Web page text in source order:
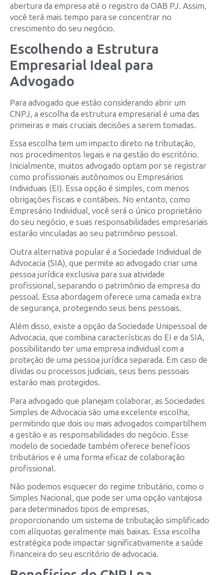
abertura da empresa até o registro da OAB PJ. Assim,
você terá mais tempo para se concentrar no
crescimento do seu negócio.
Escolhendo a Estrutura
Empresarial Ideal para
Advogado
Para advogado que estão considerando abrir um
CNPJ, a escolha da estrutura empresarial é uma das
primeiras e mais cruciais decisões a serem tomadas.
Essa escolha tem um impacto direto na tributação,
nos procedimentos legais e na gestão do escritório.
Inicialmente, muitos advogado optam por se registrar
como profissionais autônomos ou Empresários
Individuais (EI). Essa opção é simples, com menos
obrigações fiscais e contábeis. No entanto, como
Empresário Individual, você será o único proprietário
do seu negócio, e suas responsabilidades empresariais
estarão vinculadas ao seu patrimônio pessoal.
Outra alternativa popular é a Sociedade Individual de
Advocacia (SIA), que permite ao advogado criar uma
pessoa jurídica exclusiva para sua atividade
profissional, separando o patrimônio da empresa do
pessoal. Essa abordagem oferece uma camada extra
de segurança, protegendo seus bens pessoais.
Além disso, existe a opção da Sociedade Unipessoal de
Advocacia, que combina características do EI e da SIA,
possibilitando ter uma empresa individual com a
proteção de uma pessoa jurídica separada. Em caso de
dívidas ou processos judiciais, seus bens pessoais
estarão mais protegidos.
Para advogado que planejam colaborar, as Sociedades
Simples de Advocacia são uma excelente escolha,
permitindo que dois ou mais advogados compartilhem
a gestão e as responsabilidades do negócio. Esse
modelo de sociedade também oferece benefícios
tributários e é uma forma eficaz de colaboração
profissional.
Não podemos esquecer do regime tributário, como o
Simples Nacional, que pode ser uma opção vantajosa
para determinados tipos de empresas,
proporcionando um sistema de tributação simplificado
com alíquotas geralmente mais baixas. Essa escolha
estratégica pode impactar significativamente a saúde
financeira do seu escritório de advocacia.